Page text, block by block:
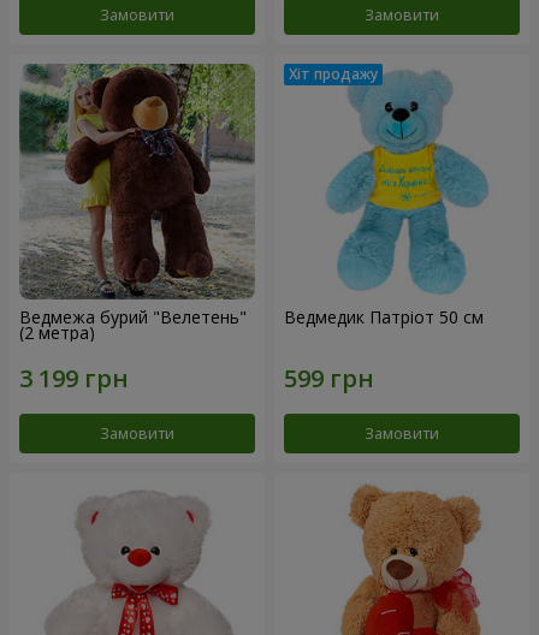
Замовити Замовити
Ведмежа бурий "Велетень"
(2 метра)
Замовити
Ведмедик Патріот 50 см
Замовити